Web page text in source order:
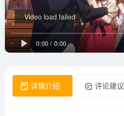
0:00 / 0:00
Video load failed
详情介绍 评论建议